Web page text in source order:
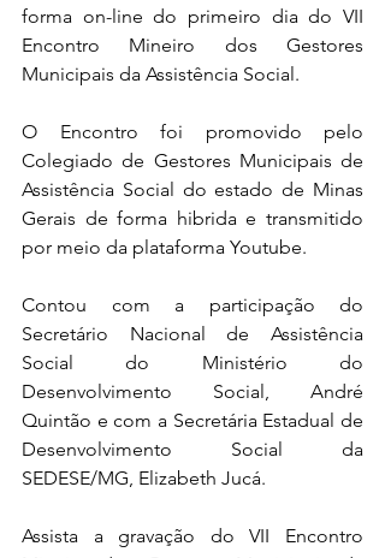
forma on-line do primeiro dia do VII
Encontro Mineiro dos Gestores
Municipais da Assistência Social.
O Encontro foi promovido pelo
Colegiado de Gestores Municipais de
Assistência Social do estado de Minas
Gerais de forma hibrida e transmitido
por meio da plataforma Youtube.
Contou com a participação do
Secretário Nacional de Assistência
Social do Ministério do
Desenvolvimento Social, André
Quintão e com a Secretária Estadual de
Desenvolvimento Social da
SEDESE/MG, Elizabeth Jucá.
Assista a gravação do VII Encontro